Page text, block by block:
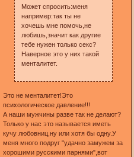
Может спросить:меня
например:так ты не
хочешь мне помочь,не
любишь,значит как другие
тебе нужен только секс?
Наверное это у них такой
менталитет.
Это не менталитет!Это
психологическое давление!!!
А наши мужчины разве так не делают?
Только у нас это называется иметь
кучу любовниц,ну или хотя бы одну.У
меня много подруг "удачно замужем за
хорошими русскими парнями",вот